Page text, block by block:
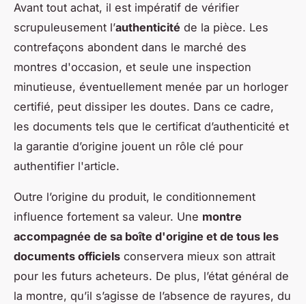
Avant tout achat, il est impératif de vérifier
scrupuleusement l’authenticité de la pièce. Les
contrefaçons abondent dans le marché des
montres d'occasion, et seule une inspection
minutieuse, éventuellement menée par un horloger
certifié, peut dissiper les doutes. Dans ce cadre,
les documents tels que le certificat d’authenticité et
la garantie d’origine jouent un rôle clé pour
authentifier l'article.
Outre l’origine du produit, le conditionnement
influence fortement sa valeur. Une montre
accompagnée de sa boîte d'origine et de tous les
documents officiels conservera mieux son attrait
pour les futurs acheteurs. De plus, l’état général de
la montre, qu’il s’agisse de l’absence de rayures, du